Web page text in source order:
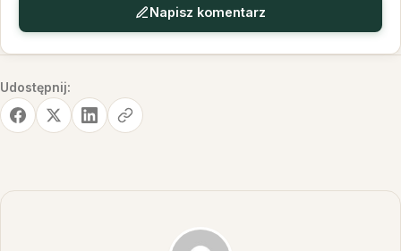
Napisz komentarz
Udostępnij: